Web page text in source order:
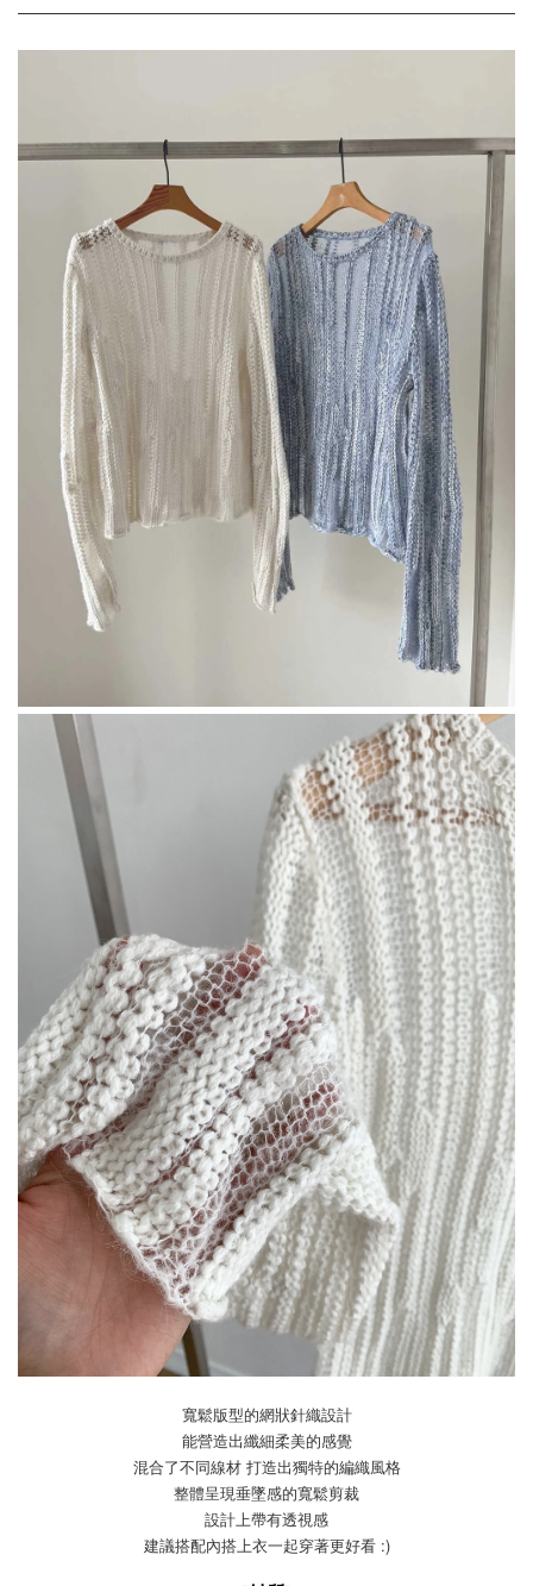
寬鬆版型的網狀針織設計
能營造出纖細柔美的感覺
混合了不同線材 打造出獨特的編織風格
整體呈現垂墜感的寬鬆剪裁
設計上帶有透視感
建議搭配內搭上衣一起穿著更好看 :)